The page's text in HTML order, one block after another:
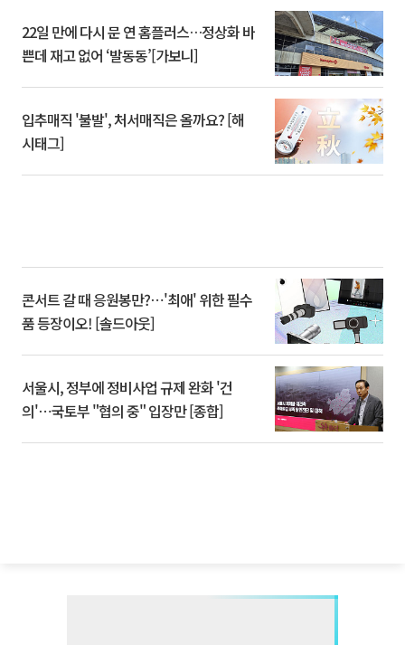
22일 만에 다시 문 연 홈플러스…정상화 바
쁜데 재고 없어 ‘발동동’[가보니]
입추매직 '불발', 처서매직은 올까요? [해
시태그]
콘서트 갈 때 응원봉만?⋯'최애' 위한 필수
품 등장이오! [솔드아웃]
서울시, 정부에 정비사업 규제 완화 '건
의'⋯국토부 "협의 중" 입장만 [종합]